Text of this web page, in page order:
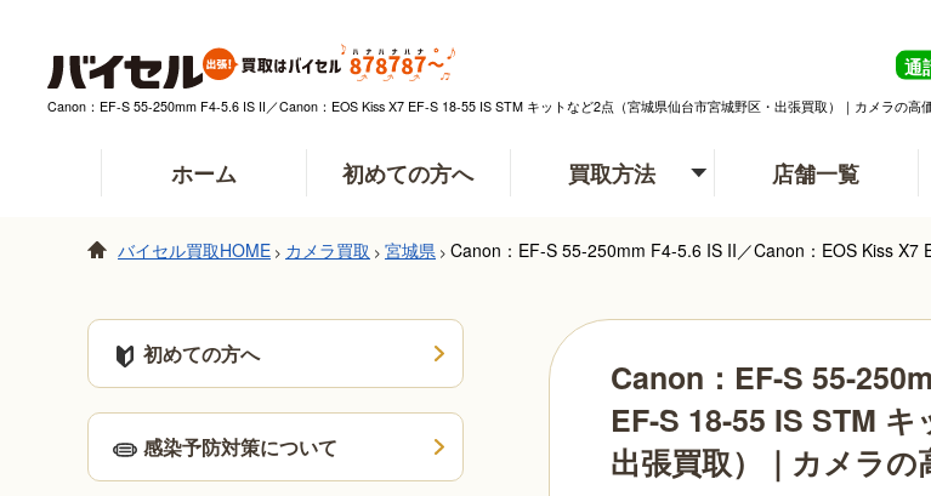
Canon：EF-S 55-250mm F4-5.6 IS II／Canon：EOS Kiss X7 EF-S 18-55 IS STM キットなど2点（宮城県仙台市宮城野区・出張買取）｜カメラの高
通
ホーム 初めての方へ 買取方法 店舗一覧
バイセル買取HOME > カメラ買取 > 宮城県 > Canon：EF-S 55-250mm F4-5.6 IS II／Canon：EOS Kiss
Canon：EF-S 55-
EF-S 18-55 IS STM キ
出張買取）｜カメラの
初めての方へ
感染予防対策について